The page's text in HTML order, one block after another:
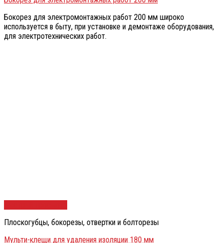
Бокорез для электромонтажных работ 200 мм широко
используется в быту, при установке и демонтаже оборудования,
для электротехнических работ.
Плоскогубцы, бокорезы, отвертки и болторезы
Мульти-клещи для удаления изоляции 180 мм